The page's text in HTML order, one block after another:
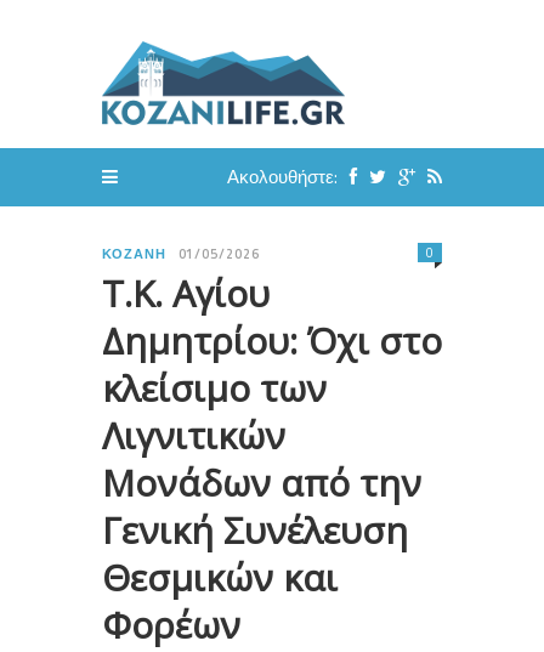
Ακολουθήστε:
ΚΟΖΆΝΗ 01/05/2026
Τ.Κ. Αγίου
Δημητρίου: Όχι στο
κλείσιμο των
Λιγνιτικών
Μονάδων από την
Γενική Συνέλευση
Θεσμικών και
Φορέων
0